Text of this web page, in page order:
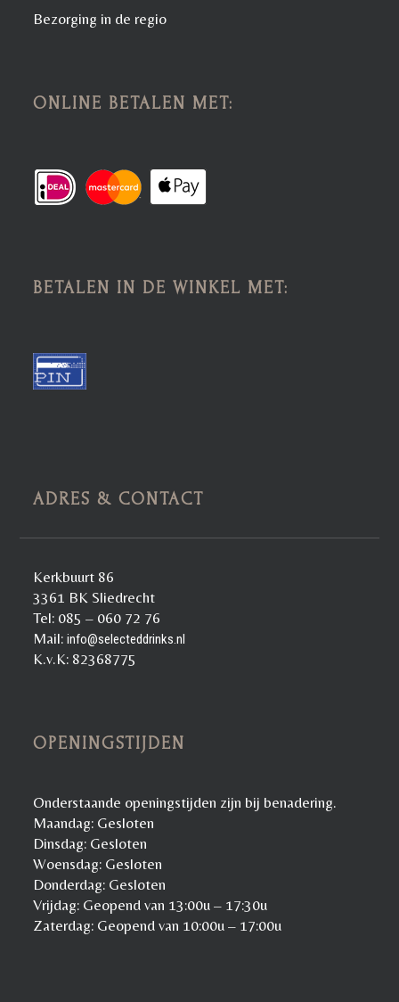
Bezorging in de regio
ONLINE BETALEN MET:
BETALEN IN DE WINKEL MET:
ADRES & CONTACT
Kerkbuurt 86
3361 BK Sliedrecht
Tel: 085 – 060 72 76
Mail:info@selecteddrinks.nl
K.v.K: 82368775
OPENINGSTIJDEN
Onderstaande openingstijden zijn bij benadering.
Maandag: Gesloten
Dinsdag: Gesloten
Woensdag: Gesloten
Donderdag: Gesloten
Vrijdag: Geopend van 13:00u – 17:30u
Zaterdag: Geopend van 10:00u – 17:00u